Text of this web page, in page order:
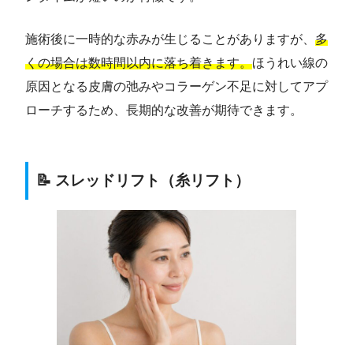
施術後に一時的な赤みが生じることがありますが、 多
くの場合は数時間以内に落ち着きます。ほうれい線の
原因となる皮膚の弛みやコラーゲン不足に対してアプ
ローチするため、長期的な改善が期待できます。
📝 スレッドリフト（糸リフト）